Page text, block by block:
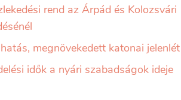
rend az Árpád és Kolozsvári
megnövekedett katonai jelenlét
idők a nyári szabadságok ideje